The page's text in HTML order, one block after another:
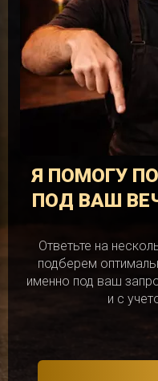
Я ПОМОГУ
ПОД ВАШ
Ответьте на
подберем
именно под ваш
и с